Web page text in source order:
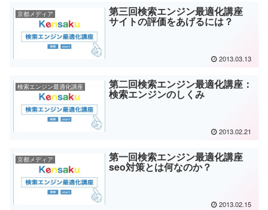
京都メディア 第三回検索エンジン最適化講座
サイトの評価をあげるには？
2013.03.13
検索エンジン最適化講座 第二回検索エンジン最適化講座：
検索エンジンのしくみ
2013.02.21
京都メディア 第一回検索エンジン最適化講座
seo対策とは何なのか？
2013.02.15